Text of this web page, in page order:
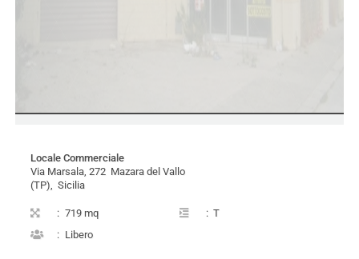
Locale Commerciale
Via Marsala, 272 Mazara del Vallo
(TP), Sicilia
: 719 mq : T
: Libero